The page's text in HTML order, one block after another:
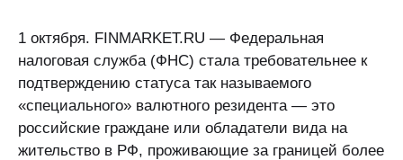
1 октября. FINMARKET.RU — Федеральная
налоговая служба (ФНС) стала требовательнее к
подтверждению статуса так называемого
«специального» валютного резидента — это
российские граждане или обладатели вида на
жительство в РФ, проживающие за границей более